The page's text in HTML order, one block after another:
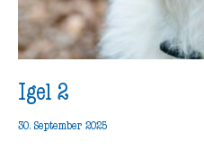
Igel 2
30. September 2025